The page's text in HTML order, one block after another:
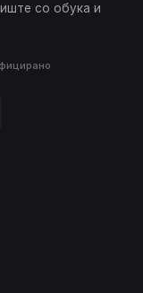
со обука и